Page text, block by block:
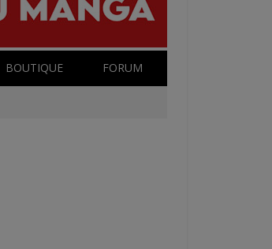
BOUTIQUE FORUM